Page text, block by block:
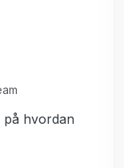
på hvordan